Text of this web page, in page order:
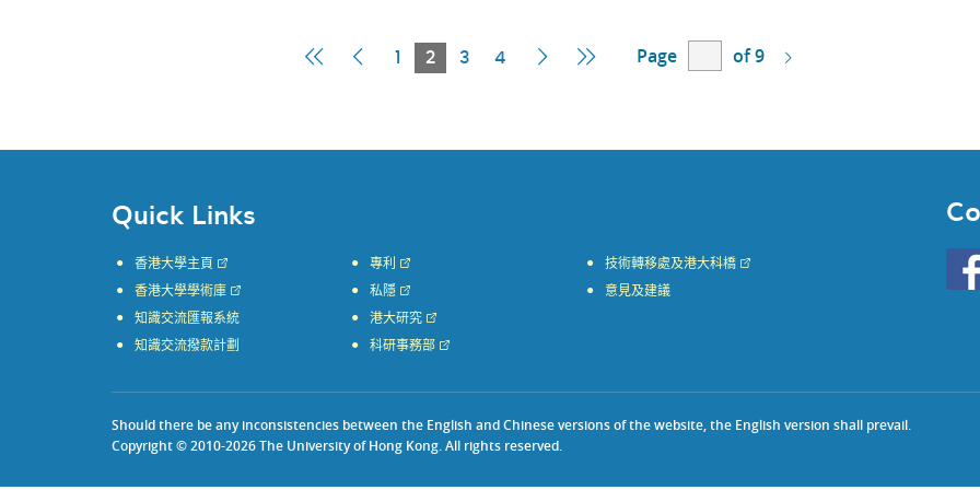
FirstPrevious
1 2Current
3 4
Next Last
Page of 9
Quick Links
香港大學主頁
香港大學學術庫
知識交流匯報系統
知識交流撥款計劃
專利
私隱
港大研究
科研事務部
技術轉移處及港大科橋
意見及建議
HKU
Should there be any inconsistencies between the English and Chinese versions of the website, the English version shall prevail.
Copyright © 2010-2026 The University of Hong Kong. All rights reserved.